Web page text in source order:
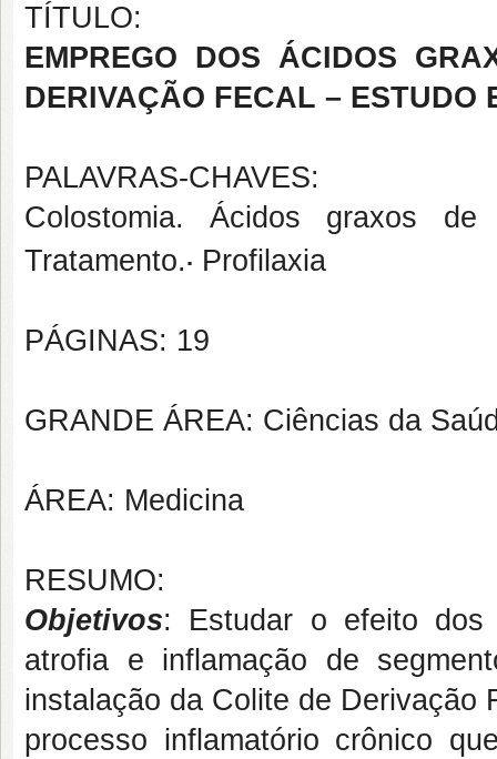
TÍTULO:
EMPREGO DOS ÁCIDOS
DERIVAÇÃO FECAL – ESTUDO
PALAVRAS-CHAVES:
Colostomia. Ácidos graxos
Tratamento.. Profilaxia
PÁGINAS: 19
GRANDE ÁREA: Ciências da
ÁREA: Medicina
RESUMO:
Objetivos: Estudar o efeito dos
atrofia e inflamação de
instalação da Colite de Derivação
processo inflamatório crônico